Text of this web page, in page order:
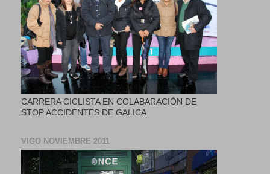
CARRERA CICLISTA EN COLABARACIÓN DE
STOP ACCIDENTES DE GALICA
VIGO NOVIEMBRE 2011